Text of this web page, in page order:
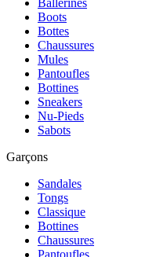
Ballerines
Boots
Bottes
Chaussures
Mules
Pantoufles
Bottines
Sneakers
Nu-Pieds
Sabots
Garçons
Sandales
Tongs
Classique
Bottines
Chaussures
Pantoufles